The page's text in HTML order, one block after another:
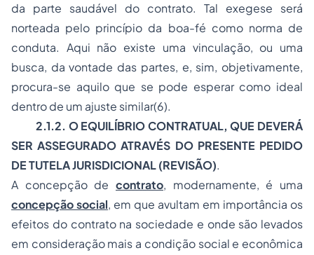
da parte saudável do contrato. Tal exegese será
norteada pelo princípio da boa-fé como norma de
conduta. Aqui não existe uma vinculação, ou uma
busca, da vontade das partes, e, sim, objetivamente,
procura-se aquilo que se pode esperar como ideal
dentro de um ajuste similar(6).
2.1.2. O EQUILÍBRIO CONTRATUAL, QUE DEVERÁ
SER ASSEGURADO ATRAVÉS DO PRESENTE PEDIDO
DE TUTELA JURISDICIONAL (REVISÃO).
A concepção de contrato, modernamente, é uma
concepção social, em que avultam em importância os
efeitos do contrato na sociedade e onde são levados
em consideração mais a condição social e econômica